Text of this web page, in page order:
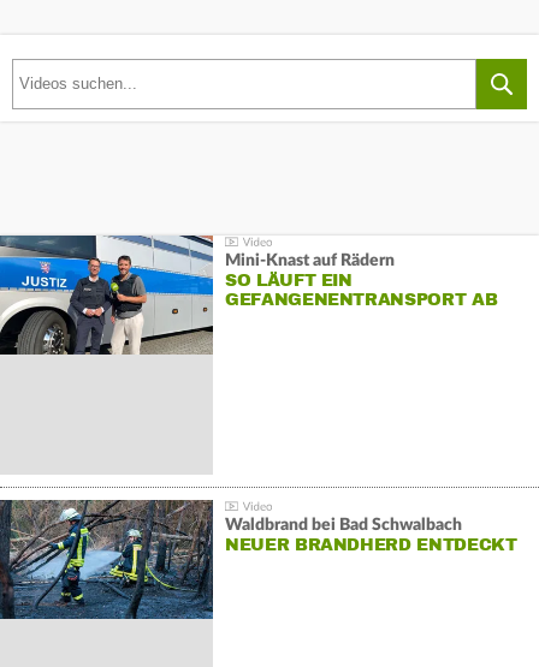
Mini-Knast auf Rädern
SO LÄUFT EIN
GEFANGENENTRANSPORT AB
Waldbrand bei Bad Schwalbach
NEUER BRANDHERD ENTDECKT